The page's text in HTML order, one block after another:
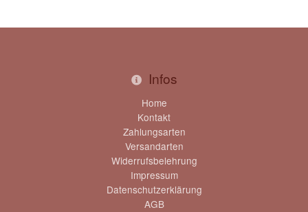
Infos
Home
Kontakt
Zahlungsarten
Versandarten
Widerrufsbelehrung
Impressum
Datenschutzerklärung
AGB